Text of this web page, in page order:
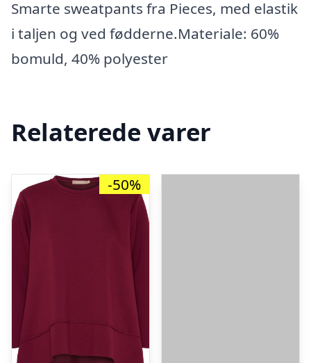
Smarte sweatpants fra Pieces, med elastik
i taljen og ved fødderne.Materiale: 60%
bomuld, 40% polyester
Relaterede varer
-50%